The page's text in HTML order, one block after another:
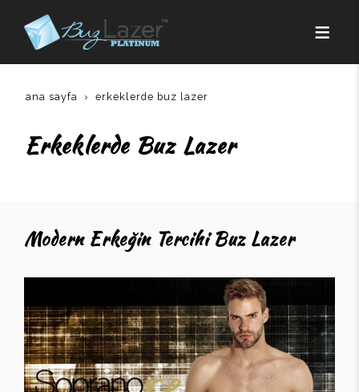
ana sayfa erkeklerde buz lazer
Erkeklerde Buz Lazer
Modern Erkeğin Tercihi Buz Lazer